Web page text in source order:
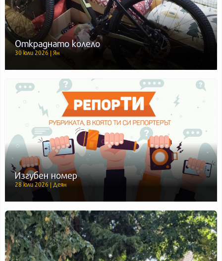
Откраднато колело
30 юли 2026 | Ян
Изгубен номер
28 юли 2026 | Деян